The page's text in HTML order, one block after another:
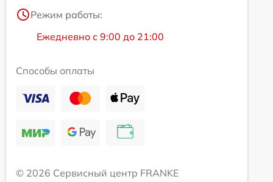
Режим работы:
Ежедневно с 9:00 до 21:00
Способы оплаты
© 2026 Сервисный центр FRANKE